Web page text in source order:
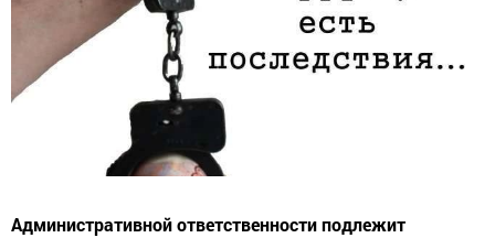
Административной ответственности подлежит